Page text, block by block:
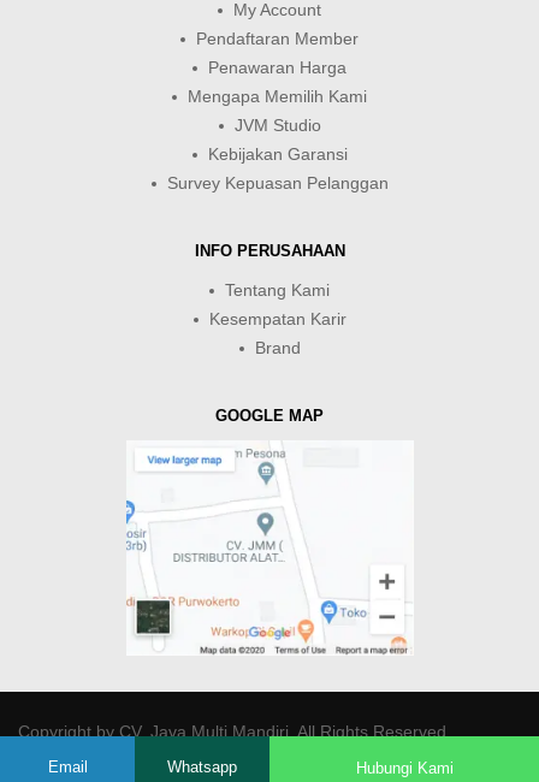
My Account
Pendaftaran Member
Penawaran Harga
Mengapa Memilih Kami
JVM Studio
Kebijakan Garansi
Survey Kepuasan Pelanggan
INFO PERUSAHAAN
Tentang Kami
Kesempatan Karir
Brand
GOOGLE MAP
Copyright byCV. Java Multi Mandiri. All Rights Reserved.
Email Whatsapp Hubungi Kami